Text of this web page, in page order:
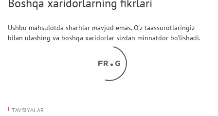
Boshqa xaridorlarning fikrlari
Ushbu mahsulotda sharhlar mavjud emas. O'z taassurotlaringiz
bilan ulashing va boshqa xaridorlar sizdan minnatdor bo'lishadi.
TAVSIYALAR